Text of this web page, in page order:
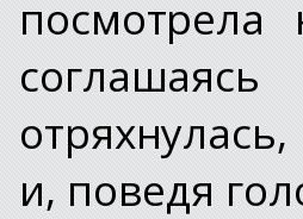
посмотрела
и, поведя